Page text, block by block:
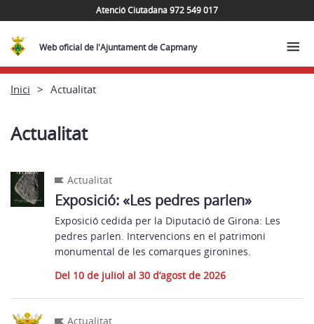
Atenció Ciutadana 972 549 017
Web oficial de l'Ajuntament de Capmany
Inici Actualitat
Actualitat
Actualitat
Exposició: «Les pedres parlen»
Exposició cedida per la Diputació de Girona: Les
pedres parlen. Intervencions en el patrimoni
monumental de les comarques gironines.
Del 10 de juliol al 30 d’agost de 2026
Actualitat